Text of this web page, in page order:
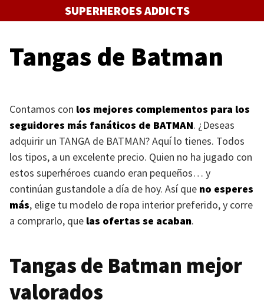
al
SUPERHEROES ADDICTS
Tangas de Batman
Contamos con los mejores complementos para los
seguidores más fanáticos de BATMAN. ¿Deseas
adquirir un TANGA de BATMAN? Aquí lo tienes. Todos
los tipos, a un excelente precio. Quien no ha jugado con
estos superhéroes cuando eran pequeños… y
continúan gustandole a día de hoy. Así que no esperes
más, elige tu modelo de ropa interior preferido, y corre
a comprarlo, que las ofertas se acaban.
Tangas de Batman mejor
valorados